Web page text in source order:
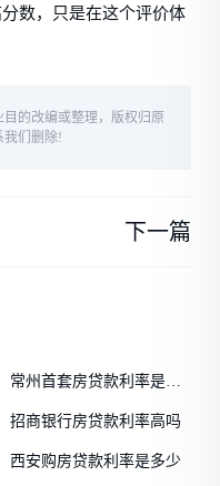
数，只是在这个评价体
的改编或整理，版权归原
我们删除!
下一篇
常州首套房贷款利率是多
招商银行房贷款利率高吗
西安购房贷款利率是多少